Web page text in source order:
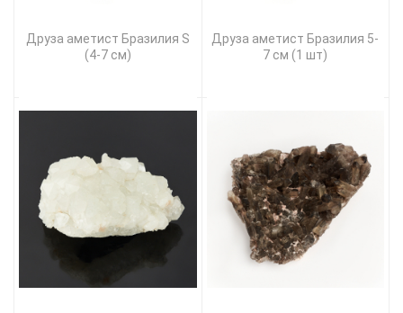
Друза аметист Бразилия S
(4-7 см)
Друза аметист Бразилия 5-
7 см (1 шт)